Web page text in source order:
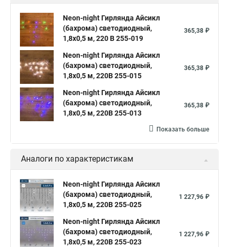
Neon-night Гирлянда Айсикл
(бахрома) светодиодный,
1,8х0,5 м, 220 В 255-019
365,38 ₽
Neon-night Гирлянда Айсикл
(бахрома) светодиодный,
1,8х0,5 м, 220В 255-015
365,38 ₽
Neon-night Гирлянда Айсикл
(бахрома) светодиодный,
1,8х0,5 м, 220В 255-013
365,38 ₽
Показать больше
Аналоги по характеристикам
Neon-night Гирлянда Айсикл
(бахрома) светодиодный,
1,8х0,5 м, 220В 255-025
1 227,96 ₽
Neon-night Гирлянда Айсикл
(бахрома) светодиодный,
1,8х0,5 м, 220В 255-023
1 227,96 ₽